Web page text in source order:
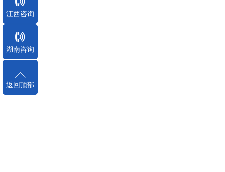
江西咨询
湖南咨询
返回顶部